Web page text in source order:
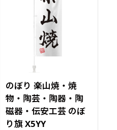
のぼり 楽山焼・焼
物・陶芸・陶器・陶
磁器・伝安工芸 のぼ
り旗 X5YY